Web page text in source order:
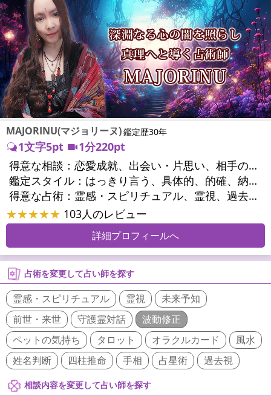
MAJORINU(マジョリーヌ)鑑定歴30年
1文字5pt
1分220pt
得意な相談：
恋愛成就、出会い・片思い、相手の気持ち、相性、縁結び、結婚、男心・女心、二人の今後、複雑な恋愛、三角関係、略奪愛、浮気、不倫、復活愛、復縁、離婚、同性愛・LGBT、人間関係、職場の人間関係、対人関係、仕事運、適職、天職、転職、進路、就職、人生全般、使命、経営相談、人事、開業、夢、目標、ビジネスチャンス、ビジネスパートナー、パワーハラスメント、セクシャルハラスメント、家族関係、夫婦関係、家庭問題、夫婦問題、親族問題、育児・子育て、シングルマザー、ドメスティックバイオレンス、相続関係、精神問題、心の問題、うつ、トラウマ、ストレス、いじめ、人生相談、霊的問題、魂の本質、前世、ペットの気持ち、パワーストーン選択、引越し・転居、方位、健康運、金運、金銭トラブル、ご近所問題、縁切り
鑑定スタイル：
はっきり言う、具体的、的確、納得感、情報量が多い、友達のように相談できる、聞き上手、とても話しやすい、じっくり聞いてくれる、愛にあふれ温かい、深く濃厚、勇気をくれる、前向き・元気になれる、実力派
得意な占術：
霊感・スピリチュアル、霊視、過去視、未来予知、前世・来世、波動修正、オーラ、エネルギー調整、ソウルメイト、チャネリング、ペットの気持ち、タロット、オラクルカード、風水、姓名判断、九星気学、四柱推命、占星術、数秘術、カラー診断、易学、祈祷、祈願、縁結び、縁切り、ダウジング、ルーン、パワーストーン、カウンセリング、オリジナル占術、ルノルマンカード
★★★★★ 103人のレビュー
詳細プロフィールへ
占術を変更して占い師を探す
霊感・スピリチュアル 霊視
未来予知
前世・来世
守護霊対話
波動修正
ペットの気持ち
タロット オラクルカード
風水
姓名判断
四柱推命 手相 占星術 過去視
相談内容を変更して占い師を探す